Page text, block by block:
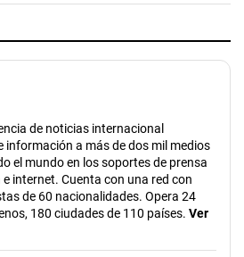
de noticias internacional
información a más de dos mil medios
el mundo en los soportes de prensa
internet. Cuenta con una red con
de 60 nacionalidades. Opera 24
180 ciudades de 110 países. Ver